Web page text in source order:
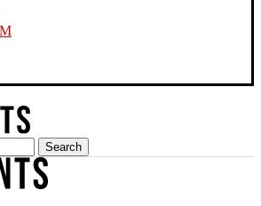
Search